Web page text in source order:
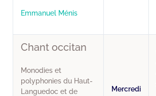
Emmanuel Ménis
Chant occitan
Monodies et
polyphonies du Haut-
Languedoc et de
Mercredi